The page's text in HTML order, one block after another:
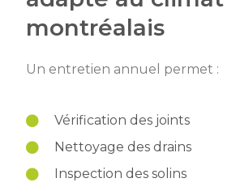
montréalais
Un entretien annuel permet :
Vérification des joints
Nettoyage des drains
Inspection des solins